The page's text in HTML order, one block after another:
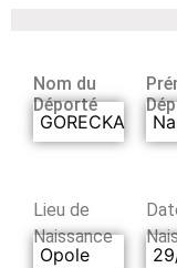
Nom du
Déporté
GORECKA
Lieu de
Naissance
Opole